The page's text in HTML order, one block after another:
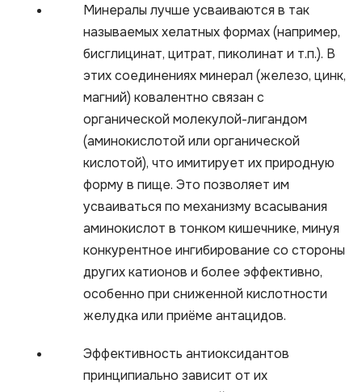
Минералы лучше усваиваются в так
называемых хелатных формах (например,
бисглицинат, цитрат, пиколинат и т.п.). В
этих соединениях минерал (железо, цинк,
магний) ковалентно связан с
органической молекулой-лигандом
(аминокислотой или органической
кислотой), что имитирует их природную
форму в пище. Это позволяет им
усваиваться по механизму всасывания
аминокислот в тонком кишечнике, минуя
конкурентное ингибирование со стороны
других катионов и более эффективно,
особенно при сниженной кислотности
желудка или приёме антацидов.
Эффективность антиоксидантов
принципиально зависит от их